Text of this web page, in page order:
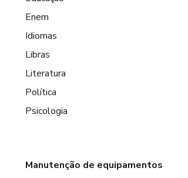
Enem
Idiomas
Libras
Literatura
Política
Psicologia
Manutenção de equipamentos